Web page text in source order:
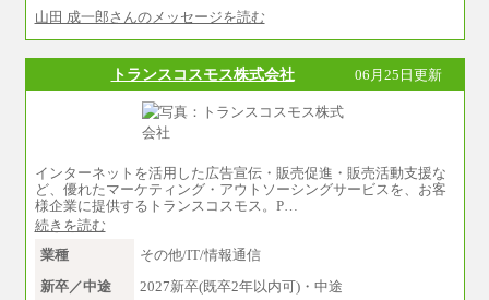
中途：
※経験、能力を考慮の上、当社規定により
優遇いたします
※自己成長支援金(10,000円）を含む
※別途、Workstyle支援金(月額4,000円）
山田 成一郎さんのメッセージを読む
トランスコスモス株式会社 06月25日更新
インターネットを活用した広告宣伝・販売促進・販売活動支援な
ど、優れたマーケティング・アウトソーシングサービスを、お客
様企業に提供するトランスコスモス。P…
続きを読む
業種
その他/IT/情報通信
新卒／中途
2027新卒(既卒2年以内可)・中途